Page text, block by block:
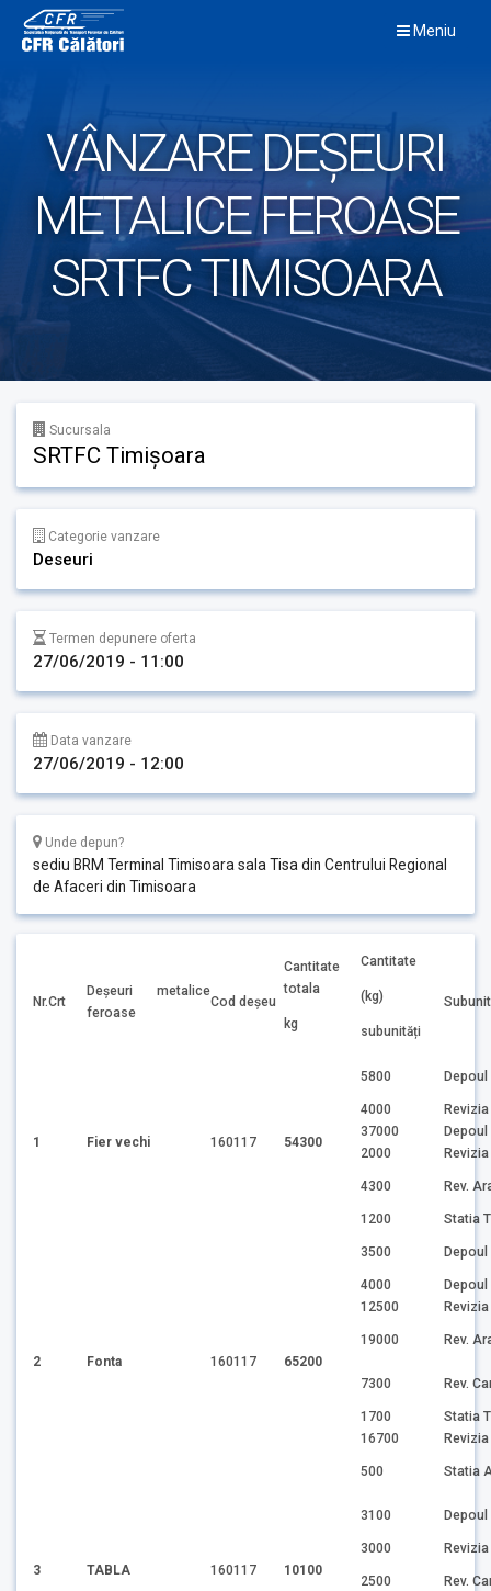
content
Meniu
VÂNZARE DEȘEURI
METALICE FEROASE
SRTFC TIMISOARA
Sucursala
SRTFC Timișoara
Categorie vanzare
Deseuri
Termen depunere oferta
27/06/2019 - 11:00
Data vanzare
27/06/2019 - 12:00
Unde depun?
sediu BRM Terminal Timisoara sala Tisa din Centrului Regional
de Afaceri din Timisoara
Nr.Crt
Deşeuri metalice
feroase
Cod deşeu
Cantitate
totala
kg
Cantitate
(kg)
subunități
1 Fier vechi 160117 54300
5800
4000
37000
2000
4300 Rev.
1200 Statia
2 Fonta 160117 65200
3500
4000
12500
19000 Rev.
7300 Rev.
1700
Statia
16700
500 Statia
3 TABLA 160117 10100
3100
3000
2500 Rev.